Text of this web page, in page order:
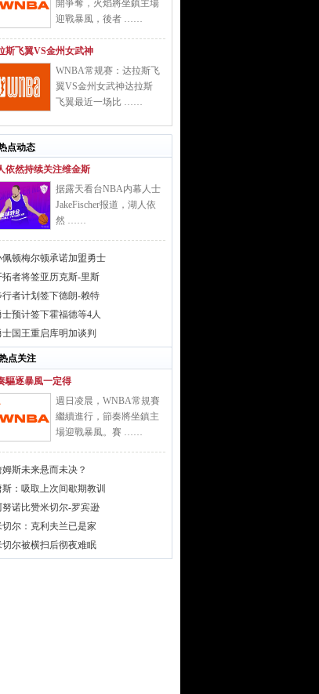
開爭奪，火焰將坐鎮主場
迎戰暴風，後者 ……
斯飞翼VS金州女武神
WNBA常规赛：达拉斯飞
翼VS金州女武神达拉斯
飞翼最近一场比 ……
点动态
依然持续关注维金斯
据露天看台NBA内幕人士
JakeFischer报道，湖人依
然 ……
佩顿梅尔顿承诺加盟勇士
拓者将签亚历克斯-里斯
行者计划签下德朗-赖特
士预计签下霍福德等4人
士国王重启库明加谈判
点关注
驅逐暴風一定得
週日凌晨，WNBA常規賽
繼續進行，節奏將坐鎮主
場迎戰暴風。賽 ……
姆斯未来悬而未决？
斯：吸取上次间歇期教训
努诺比赞米切尔-罗宾逊
切尔：克利夫兰已是家
切尔被横扫后彻夜难眠